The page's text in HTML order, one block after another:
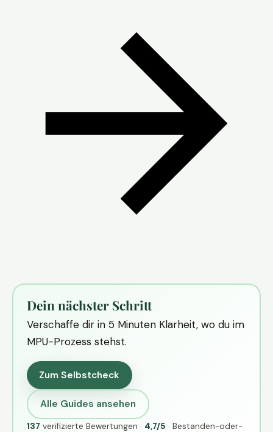
Dein nächster Schritt
Verschaffe dir in 5 Minuten Klarheit, wo du im
MPU-Prozess stehst.
Zum Selbstcheck
Alle Guides ansehen
137 verifizierte Bewertungen · 4,7/5 · Bestanden-oder-